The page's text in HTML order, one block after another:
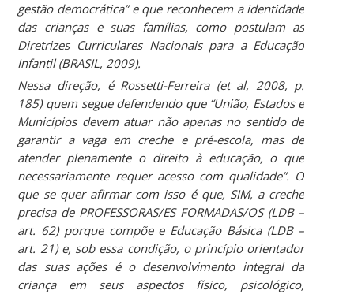
gestão democrática” e que reconhecem a identidade
das crianças e suas famílias, como postulam as
Diretrizes Curriculares Nacionais para a Educação
Infantil (BRASIL, 2009).
Nessa direção, é Rossetti-Ferreira (et al, 2008, p.
185) quem segue defendendo que “União, Estados e
Municípios devem atuar não apenas no sentido de
garantir a vaga em creche e pré-escola, mas de
atender plenamente o direito à educação, o que
necessariamente requer acesso com qualidade”. O
que se quer afirmar com isso é que, SIM, a creche
precisa de PROFESSORAS/ES FORMADAS/OS (LDB –
art. 62) porque compõe e Educação Básica (LDB –
art. 21) e, sob essa condição, o princípio orientador
das suas ações é o desenvolvimento integral da
criança em seus aspectos físico, psicológico,